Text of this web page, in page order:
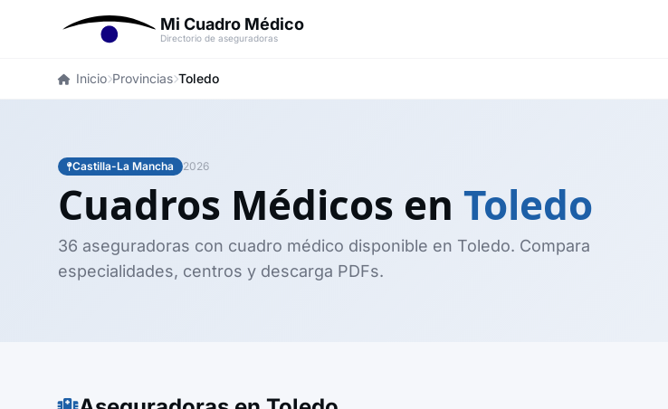
Mi Cuadro Médico
Directorio de aseguradoras
Inicio Provincias Toledo
Castilla-La Mancha 2026
Cuadros Médicos en Toledo
36 aseguradoras con cuadro médico disponible en Toledo. Compara
especialidades, centros y descarga PDFs.